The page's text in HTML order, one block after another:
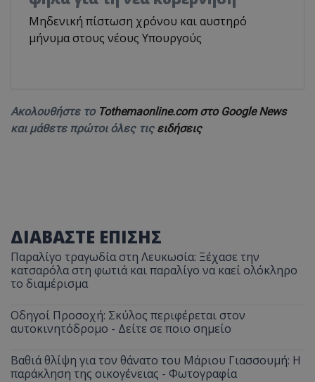
Μηδενική πίστωση χρόνου και αυστηρό
μήνυμα στους νέους Υπουργούς
Ακολουθήστε το Tothemaonline.com στο Google News
και μάθετε πρώτοι όλες τις ειδήσεις
ΔΙΑΒΑΣΤΕ ΕΠΙΣΗΣ
Παραλίγο τραγωδία στη Λευκωσία: Ξέχασε την
κατσαρόλα στη φωτιά και παραλίγο να καεί ολόκληρο
το διαμέρισμα
Οδηγοί Προσοχή: Σκύλος περιφέρεται στον
αυτοκινητόδρομο - Δείτε σε ποιο σημείο
Βαθιά θλίψη για τον θάνατο του Μάριου Γιασσουμή: Η
παράκληση της οικογένειας - Φωτογραφία